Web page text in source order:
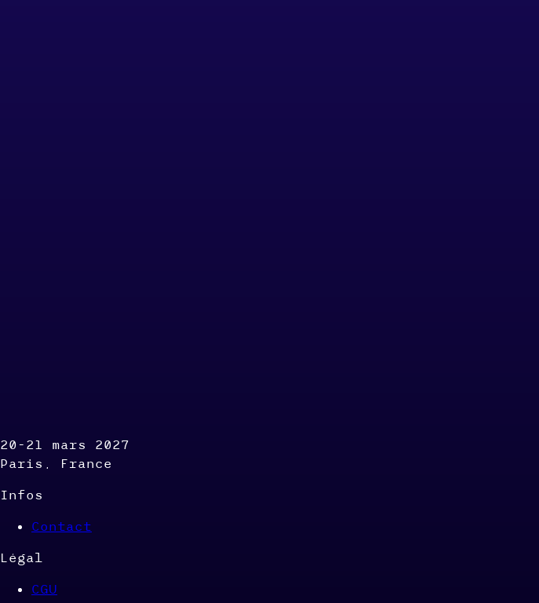
20-21 mars 2027
Paris, France
Infos
Contact
Légal
CGU